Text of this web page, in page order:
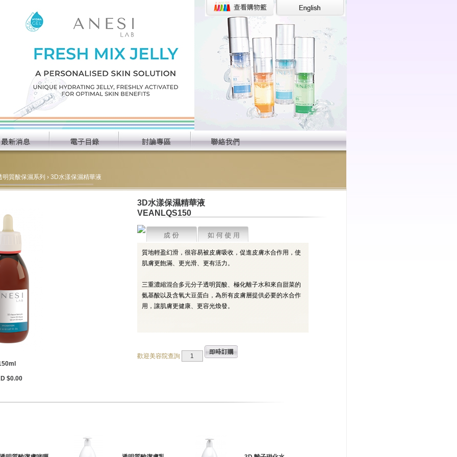
明質酸保濕系列 › 3D水漾保濕精華液
$0.00
3D水漾保濕精華液
VEANLQS150
質地輕盈幻滑，很容易被皮膚吸收，促進皮膚水合作用，使
肌膚更飽滿、更光滑、更有活力。
三重濃縮混合多元分子透明質酸、極化離子水和來自甜菜的
氨基酸以及含氧大豆蛋白，為所有皮膚層提供必要的水合作
用，讓肌膚更健康、更容光煥發。
歡迎美容院查詢